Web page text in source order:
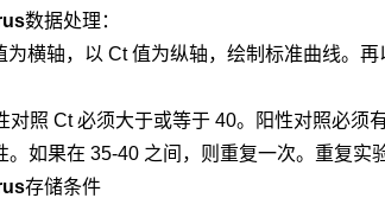
数据处理：
横轴，以 Ct 值为纵轴，绘制标准曲线。
照 Ct 必须大于或等于 40。阳性对照必
如果在 35-40 之间，则重复一次。重复实
存储条件